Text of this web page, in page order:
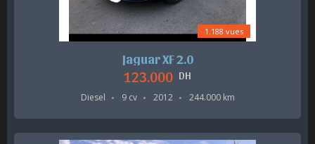
1.188 vues
Jaguar XF 2.0
123.000 DH
Diesel 9 cv 2012 244.000 km